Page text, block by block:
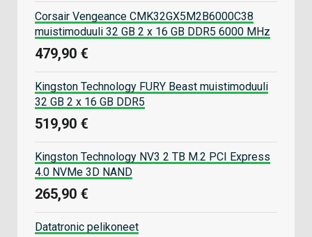
Corsair Vengeance CMK32GX5M2B6000C38
muistimoduuli 32 GB 2 x 16 GB DDR5 6000 MHz
479,90 €
Kingston Technology FURY Beast muistimoduuli
32 GB 2 x 16 GB DDR5
519,90 €
Kingston Technology NV3 2 TB M.2 PCI Express
4.0 NVMe 3D NAND
265,90 €
Datatronic pelikoneet